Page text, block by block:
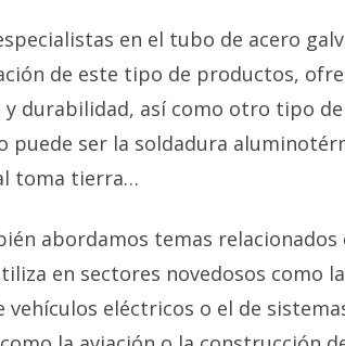
en el tubo de acero
de este tipo de productos,
durabilidad, así como otro tipo
puede ser la soldadura
toma tierra…
abordamos temas relacionados
en sectores novedosos como
vehículos eléctricos o el de